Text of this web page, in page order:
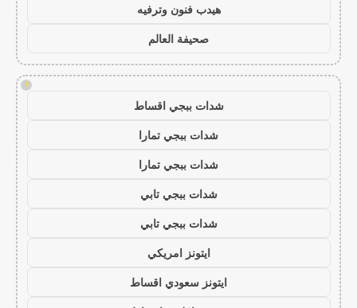
هيدب فنون وترفيه
صحيفة العالم
!
شدات ببجي اقساط
شدات ببجي تمارا
شدات ببجي تمارا
شدات ببجي تابي
شدات ببجي تابي
ايتونز امريكي
ايتونز سعودي اقساط